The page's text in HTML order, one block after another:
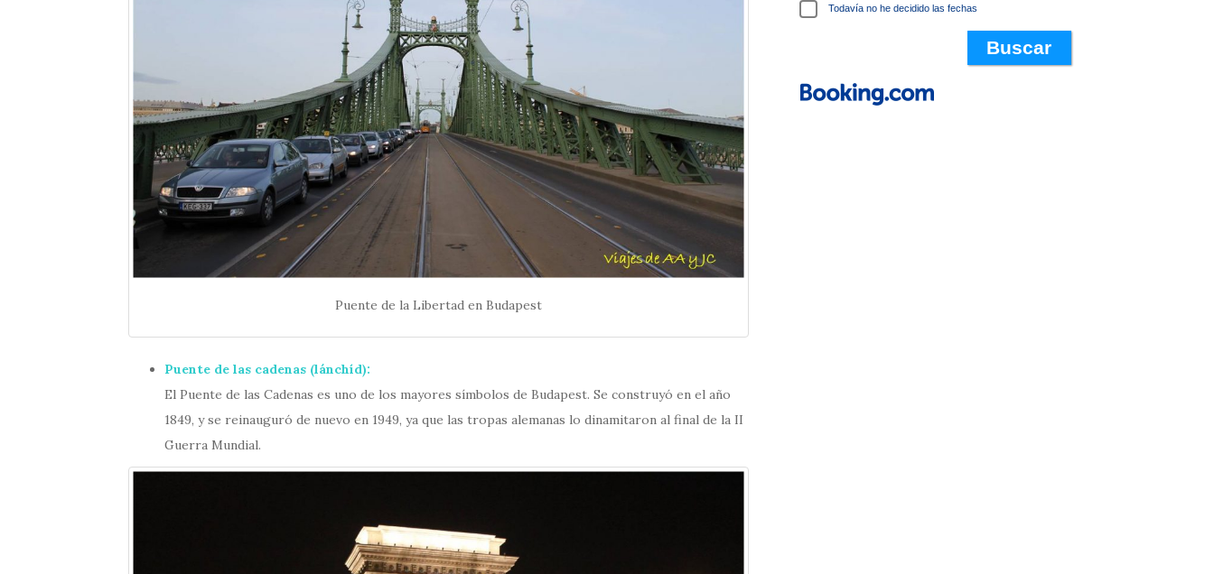
Puente de la Libertad en Budapest
Puente de las cadenas (lánchíd):
El Puente de las Cadenas es uno de los mayores símbolos de Budapest. Se construyó en el año
1849, y se reinauguró de nuevo en 1949, ya que las tropas alemanas lo dinamitaron al final de la II
Guerra Mundial.
Todavía no he decidido las fechas